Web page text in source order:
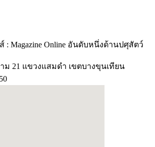
: Magazine Online อันดับหนึ่งด้านปศุสัตว์
ม 21 แขวงแสมดำ เขตบางขุนเทียน